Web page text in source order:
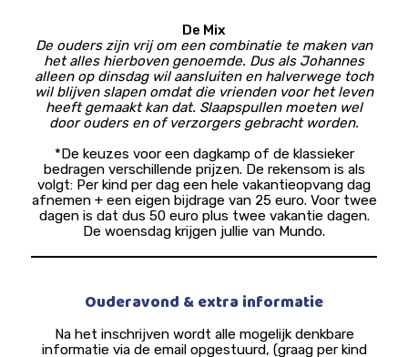
De Mix
De ouders zijn vrij om een combinatie te maken van
het alles hierboven genoemde. Dus als Johannes
alleen op dinsdag wil aansluiten en halverwege toch
wil blijven slapen omdat die vrienden voor het leven
heeft gemaakt kan dat. Slaapspullen moeten wel
door ouders en of verzorgers gebracht worden.
*De keuzes voor een dagkamp of de klassieker
bedragen verschillende prijzen. De rekensom is als
volgt: Per kind per dag een hele vakantieopvang dag
afnemen + een eigen bijdrage van 25 euro. Voor twee
dagen is dat dus 50 euro plus twee vakantie dagen.
De woensdag krijgen jullie van Mundo.
Ouderavond & extra informatie
Na het inschrijven wordt alle mogelijk denkbare
informatie via de email opgestuurd, (graag per kind